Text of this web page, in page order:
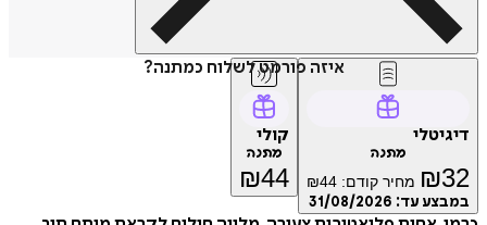
איזה פורמט לשלוח כמתנה?
₪ מחיר קודם: ₪44
עד:31/08/2026
₪ 44